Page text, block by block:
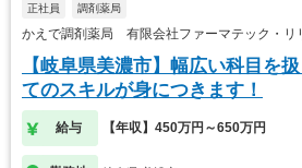
正社員 調剤薬局
かえで調剤薬局 有限会社ファーマテック・リ
【岐阜県美濃市】幅広い科目を
てのスキルが身につきます！
給与 【年収】450万円～650万円